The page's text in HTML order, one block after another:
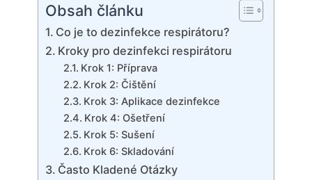
Obsah článku
Co je to dezinfekce respirátoru?
Kroky pro dezinfekci respirátoru
Krok 1: Příprava
Krok 2: Čištění
Krok 3: Aplikace dezinfekce
Krok 4: Ošetření
Krok 5: Sušení
Krok 6: Skladování
Často Kladené Otázky